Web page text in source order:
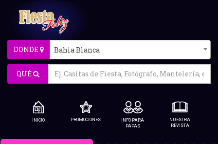
DONDE Bahia Blanca
QUÉ
INICIO PROMOCIONES
INFO PARA
PAPAS
NUESTRA
REVISTA